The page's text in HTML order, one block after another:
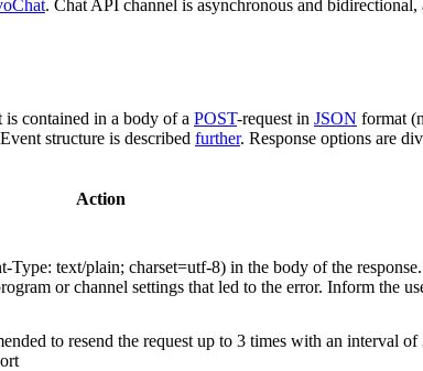
. Chat API channel is asynchronous and bidirectional,
is contained in a body of a POST-request in JSON format
structure is described further. Response options are
Action
text/plain; charset=utf-8) in the body of the
or channel settings that led to the error. Inform the
to resend the request up to 3 times with an interval